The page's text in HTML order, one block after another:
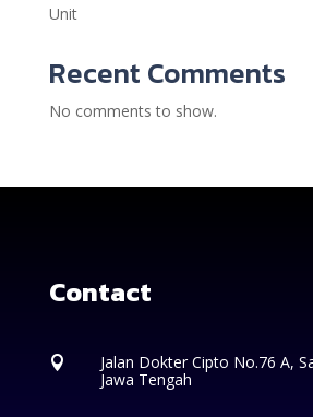
Unit
Recent Comments
No comments to show.
Contact

Jalan Dokter Cipto No.76 A,
Jawa Tengah